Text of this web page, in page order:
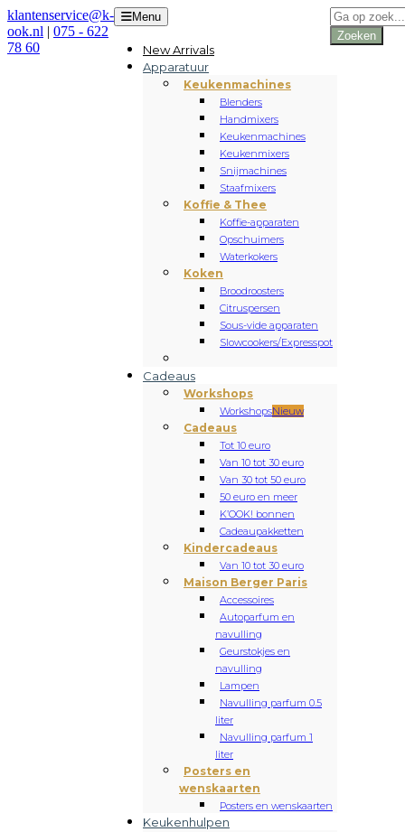
klantenservice@k-
ook.nl | 075 - 622
78 60
Menu
New Arrivals
Apparatuur
Keukenmachines
Blenders
Handmixers
Keukenmachines
Keukenmixers
Snijmachines
Staafmixers
Koffie & Thee
Koffie-apparaten
Opschuimers
Waterkokers
Koken
Broodroosters
Citruspersen
Sous-vide apparaten
Slowcookers/Expresspot
Cadeaus
Workshops
WorkshopsNieuw
Cadeaus
Tot 10 euro
Van 10 tot 30 euro
Van 30 tot 50 euro
50 euro en meer
K’OOK! bonnen
Cadeaupakketten
Kindercadeaus
Van 10 tot 30 euro
Maison Berger Paris
Accessoires
Autoparfum en
navulling
Geurstokjes en
navulling
Lampen
Navulling parfum 0.5
liter
Navulling parfum 1
liter
Posters en
wenskaarten
Posters en wenskaarten
Keukenhulpen
Producten
zoeken
Zoeken